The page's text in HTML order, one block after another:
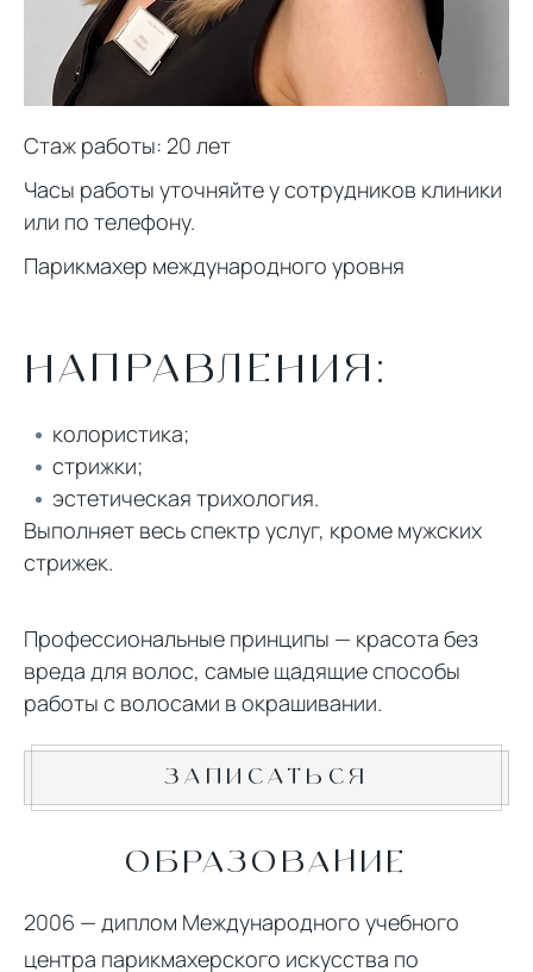
Стаж работы: 20 лет
Часы работы уточняйте у сотрудников клиники
или по телефону.
Парикмахер международного уровня
НАПРАВЛЕНИЯ:
колористика;
стрижки;
эстетическая трихология.
Выполняет весь спектр услуг, кроме мужских
стрижек.
Профессиональные принципы — красота без
вреда для волос, самые щадящие способы
работы с волосами в окрашивании.
ЗАПИСАТЬСЯ
ОБРАЗОВАНИЕ
2006 — диплом Международного учебного
центра парикмахерского искусства по